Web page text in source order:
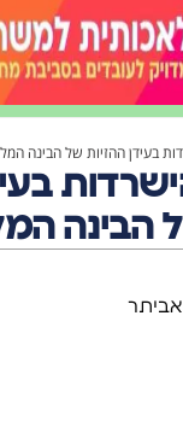
ההזיות של הבינה
הבינה